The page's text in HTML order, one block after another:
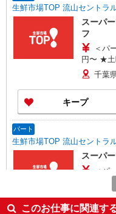
生鮮市場TOP 流山セントラ
スーパ
フ
＜パ
円〜
千葉
キープ
パート
生鮮市場TOP 流山セントラ
スーパ
＜パ
円
千葉
このお仕事に関連す